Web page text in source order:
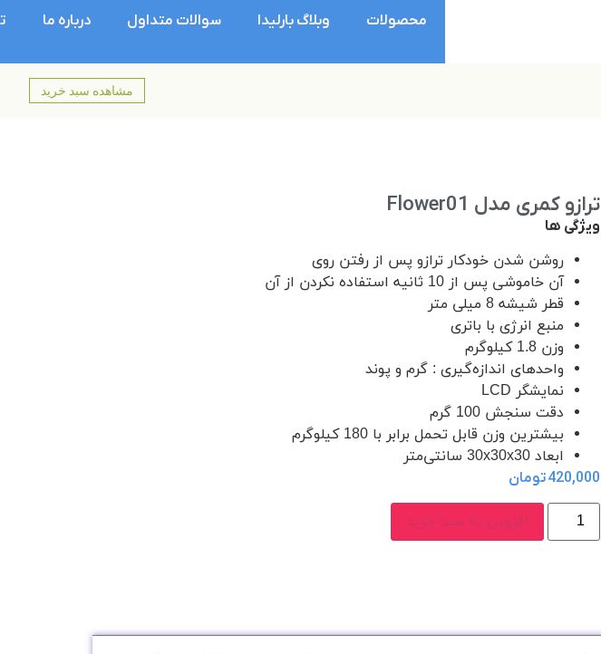
محصولات وبلاگ بارلیدا سوالات متداول درباره ما
مشاهده سبد خرید
ترازو کمری مدل Flower01
ویژگی ها
روشن شدن خودکار ترازو پس از رفتن روی
آن خاموشی پس از 10 ثانیه استفاده نکردن از آن
قطر شیشه 8 میلی متر
منبع انرژی با باتری
وزن 1.8 کیلوگرم
واحدهای اندازه‌گیری : گرم و پوند
نمایشگر LCD
دقت سنجش 100 گرم
بیشترین وزن قابل تحمل برابر با 180 کیلوگرم
ابعاد 30x30x30 سانتی‌متر
420,000تومان
افزودن به سبد خرید